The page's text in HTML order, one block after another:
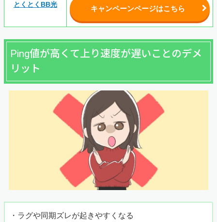
とくとくBB光
キャンペーンページはこちら
Ping値が高くて上り速度が遅いことのデメ
リット
・ラグや同期ズレが起きやすくなる